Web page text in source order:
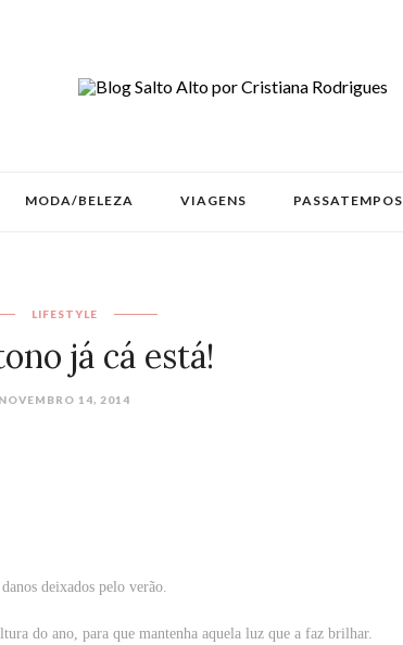
MODA/BELEZA VIAGENS PASSATEMPOS
LIFESTYLE
já cá está!
14, 2014
deixados pelo verão.
do ano, para que mantenha aquela luz que a faz brilhar.